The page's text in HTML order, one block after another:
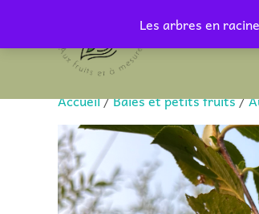
Les arbres en
contenu
Accueil/Baies et petits fruits/